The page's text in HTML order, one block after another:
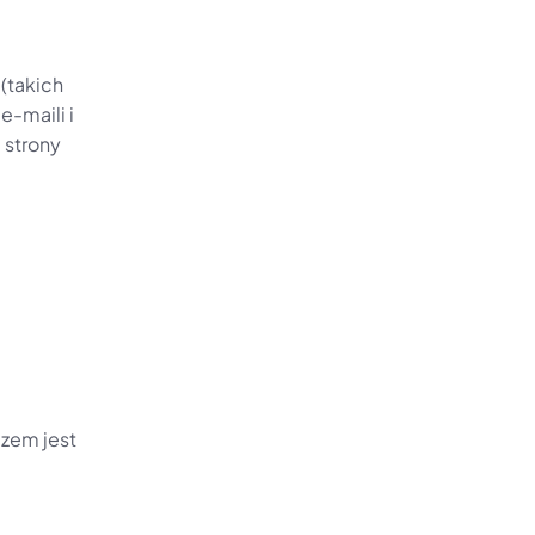
maili i
strony